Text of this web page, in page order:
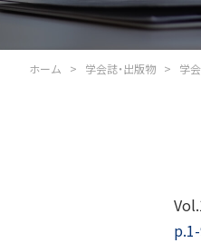
ホーム 学会誌・出版物 学